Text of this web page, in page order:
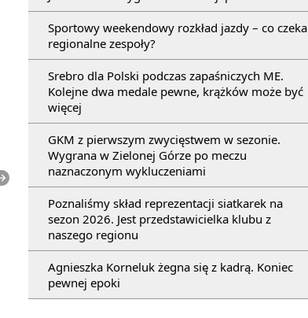
Sportowy weekendowy rozkład jazdy – co czeka
regionalne zespoły?
Srebro dla Polski podczas zapaśniczych ME.
Kolejne dwa medale pewne, krążków może być
więcej
GKM z pierwszym zwycięstwem w sezonie.
Wygrana w Zielonej Górze po meczu
naznaczonym wykluczeniami
Poznaliśmy skład reprezentacji siatkarek na
sezon 2026. Jest przedstawicielka klubu z
naszego regionu
Agnieszka Korneluk żegna się z kadrą. Koniec
pewnej epoki